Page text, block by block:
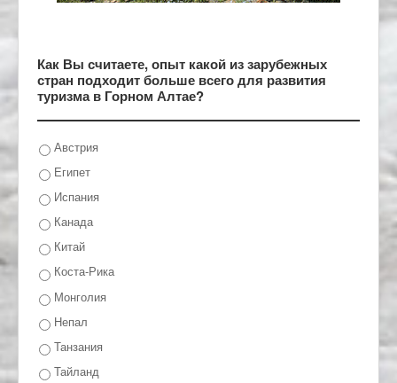
Как Вы считаете, опыт какой из зарубежных
стран подходит больше всего для развития
туризма в Горном Алтае?
Австрия
Египет
Испания
Канада
Китай
Коста-Рика
Монголия
Непал
Танзания
Тайланд